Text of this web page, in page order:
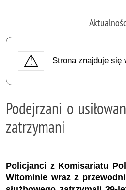
Strona znajduje się
Podejrzani o
zatrzymani
Policjanci z Komisariatu
Witominie wraz z